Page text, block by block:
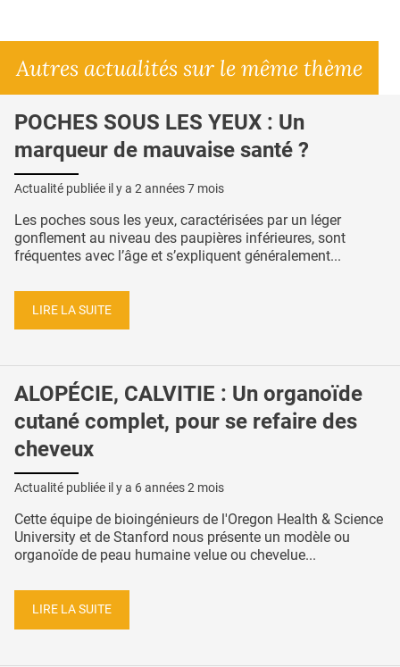
Autres actualités sur le même thème
POCHES SOUS LES YEUX : Un
marqueur de mauvaise santé ?
Actualité publiée il y a 2 années 7 mois
Les poches sous les yeux, caractérisées par un léger
gonflement au niveau des paupières inférieures, sont
fréquentes avec l’âge et s’expliquent généralement...
LIRE LA SUITE
ALOPÉCIE, CALVITIE : Un organoïde
cutané complet, pour se refaire des
cheveux
Actualité publiée il y a 6 années 2 mois
Cette équipe de bioingénieurs de l'Oregon Health & Science
University et de Stanford nous présente un modèle ou
organoïde de peau humaine velue ou chevelue...
LIRE LA SUITE